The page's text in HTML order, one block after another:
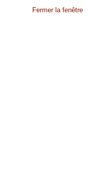
Fermer la fenêtre